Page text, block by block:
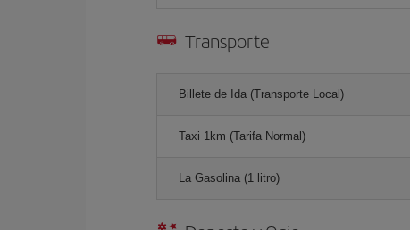
Transporte
Billete de Ida (Transporte Local)
Taxi 1km (Tarifa Normal)
La Gasolina (1 litro)